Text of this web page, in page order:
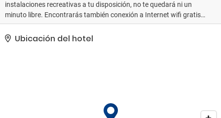
instalaciones recreativas a tu disposición, no te quedará ni un
minuto libre. Encontrarás también conexión a Internet wifi gratis y
una peluquería.. La recepción tiene un horario limitado. Hay un
aparcamiento sin asistencia gratuito disponible..
Ubicación del hotel